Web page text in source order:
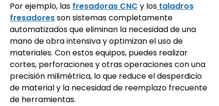
Por ejemplo, las fresadoras CNC y los taladros
fresadoresson sistemas completamente
automatizados que eliminan la necesidad de una
mano de obra intensiva y optimizan el uso de
materiales. Con estos equipos, puedes realizar
cortes, perforaciones y otras operaciones con una
precisión milimétrica, lo que reduce el desperdicio
de material y la necesidad de reemplazo frecuente
de herramientas.